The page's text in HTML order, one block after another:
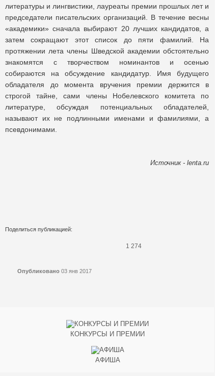
литературы и лингвистики, лауреаты премии прошлых лет и
председатели писательских организаций. В течение весны
«академики» сначала выбирают 20 лучших кандидатов, а
затем сокращают этот список до пяти фамилий. На
протяжении лета члены Шведской академии обстоятельно
знакомятся с творчеством номинантов и осенью
собираются на обсуждение кандидатур. Имя будущего
обладателя до момента вручения премии держится в
строгой тайне, сами члены Нобелевского комитета по
литературе, обсуждая потенциальных обладателей,
называют их не подлинными именами и фамилиями, а
псевдонимами.
Источник - lenta.ru
Поделиться публикацией:
1 274
Опубликовано 03 янв 2017
КОНКУРСЫ И ПРЕМИИ
АФИША